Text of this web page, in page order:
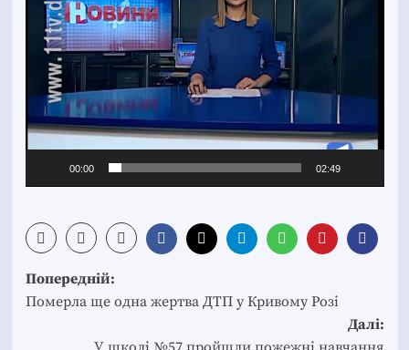
00:00 02:49
Post
navigation
Попередній:
Померла ще одна жертва ДТП у Кривому Розі
Далі: